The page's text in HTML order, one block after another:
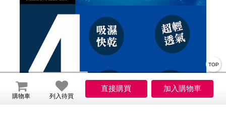
TOP
購物車 列入待買